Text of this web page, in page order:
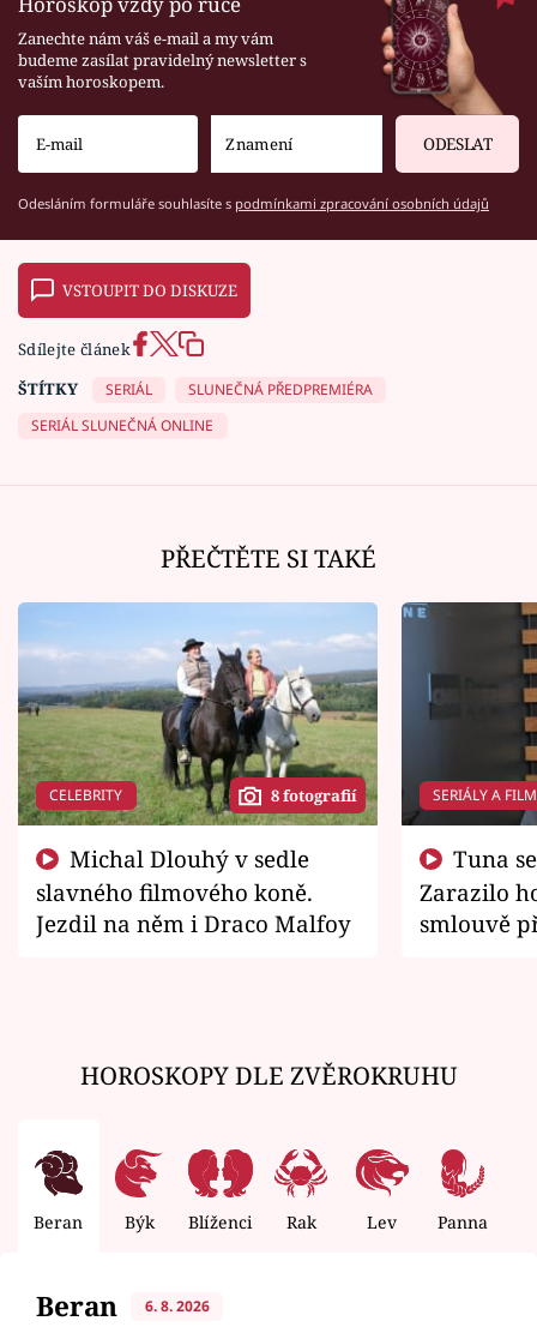
Zanechte nám váš e-mail a my vám
budeme zasílat pravidelný newsletter s
vaším horoskopem.
ODESLAT
Odesláním formuláře souhlasíte s podmínkami zpracování osobních údajů
VSTOUPIT DO DISKUZE
Sdílejte článek
ŠTÍTKY
SERIÁL
SLUNEČNÁ PŘEDPREMIÉRA
SERIÁL SLUNEČNÁ ONLINE
PŘEČTĚTE SI TAKÉ
CELEBRITY 8 fotografií
slavného filmového koně.
Jezdil na něm i Draco Malfoy
SERIÁLY A
Zarazilo
smlouvě
HOROSKOPY DLE ZVĚROKRUHU
Beran Býk Blíženci Rak Lev Panna
Beran 6. 8. 2026